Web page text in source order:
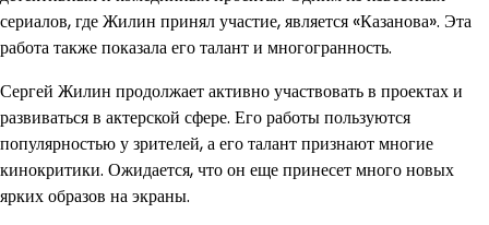
сериалов, где Жилин принял участие, является «Казанова». Эта
работа также показала его талант и многогранность.
Сергей Жилин продолжает активно участвовать в проектах и
развиваться в актерской сфере. Его работы пользуются
популярностью у зрителей, а его талант признают многие
кинокритики. Ожидается, что он еще принесет много новых
ярких образов на экраны.